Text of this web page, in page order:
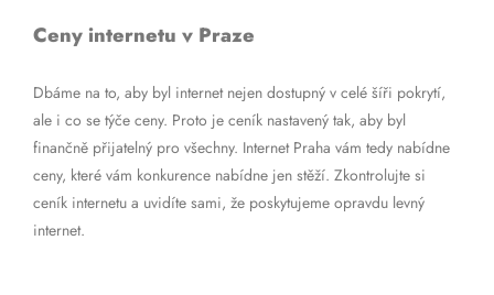
Ceny internetu v Praze
Dbáme na to, aby byl internet nejen dostupný v celé šíři pokrytí,
ale i co se týče ceny. Proto je ceník nastavený tak, aby byl
finančně přijatelný pro všechny. Internet Praha vám tedy nabídne
ceny, které vám konkurence nabídne jen stěží. Zkontrolujte si
ceník internetu a uvidíte sami, že poskytujeme opravdu levný
internet.